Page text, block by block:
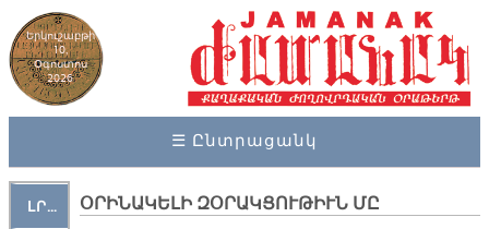
Երկուշաբթի
10,
Օգոստոս
2026
☰ Ընտրացանկ
ԼՐԱՀՈՍ ՕՐԻՆԱԿԵԼԻ ԶՕՐԱԿՑՈՒԹԻՒՆ ՄԸ